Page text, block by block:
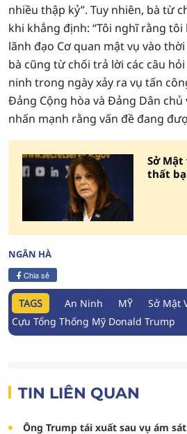
nhiều thập kỷ”. Tuy nhiên, bà từ
khi khẳng định: “Tôi nghĩ rằng
lãnh đạo Cơ quan mật vụ vào
bà cũng từ chối trả lời các câu
ninh trong ngày xảy ra vụ tấn
Đảng Cộng hòa và Đảng Dân chủ
nhấn mạnh rằng vấn đề đang
Sở
thất
NGÂN HÀ
Chia sẻ
TAGS An Ninh MỸ
Sở Mật
Cựu Tổng Thống Mỹ Donald Trump
TIN LIÊN QUAN
Ông Trump tái xuất sau vụ ám